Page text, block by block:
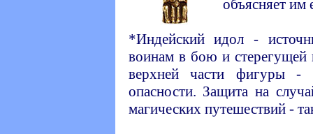
объясняет им
*Индейский идол -
воинам в бою и
верхней части фигуры -
опасности. Защита на
магических путешествий -